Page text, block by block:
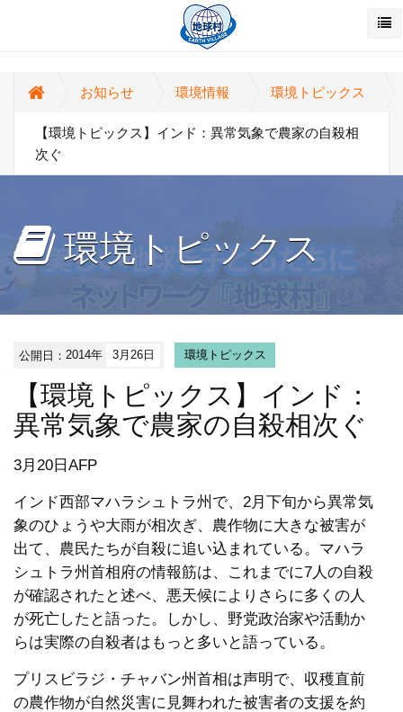
お知らせ 環境情報 環境トピックス
【環境トピックス】インド：異常気象で農家の自殺相
次ぐ
環境トピックス
公開日：2014年 3月26日 環境トピックス
【環境トピックス】インド：
異常気象で農家の自殺相次ぐ
3月20日AFP
インド西部マハラシュトラ州で、2月下旬から異常気
象のひょうや大雨が相次ぎ、農作物に大きな被害が
出て、農民たちが自殺に追い込まれている。マハラ
シュトラ州首相府の情報筋は、これまでに7人の自殺
が確認されたと述べ、悪天候によりさらに多くの人
が死亡したと語った。しかし、野党政治家や活動か
らは実際の自殺者はもっと多いと語っている。
プリスビラジ・チャバン州首相は声明で、収穫直前
の農作物が自然災害に見舞われた被害者の支援を約